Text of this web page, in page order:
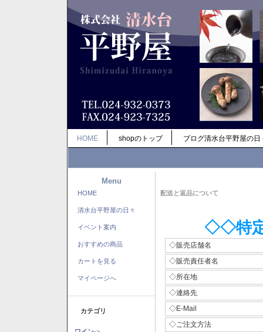
HOME shopのトップ ブログ清水台平野屋の日
Menu
HOME
清水台平野屋の日々
イベント案内
おすすめの商品
カートを見る
マイページへ
カテゴリ
配送と返品について
◇◇特
◇販売店舗名
◇販売責任者名
◇所在地
◇連絡先
◇E-Mail
◇ご注文方法